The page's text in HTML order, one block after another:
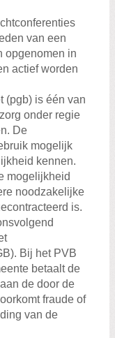
van een
opgenomen in
actief worden
(pgb) is één van
onder regie
De
mogelijk
kennen.
mogelijkheid
noodzakelijke
is.
Bij het PVB
betaalt de
de door de
fraude of
van de